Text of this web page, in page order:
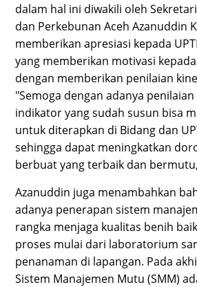
dalam hal ini diwakili oleh
dan Perkebunan Aceh Azanuddin
memberikan apresiasi kepada
yang memberikan motivasi kepada
dengan memberikan penilaian
"Semoga dengan adanya
indikator yang sudah susun bisa
untuk diterapkan di Bidang dan
sehingga dapat meningkatkan
berbuat yang terbaik dan
Azanuddin juga menambahkan
adanya penerapan sistem
rangka menjaga kualitas benih
proses mulai dari laboratorium
penanaman di lapangan. Pada
Sistem Manajemen Mutu (SMM)